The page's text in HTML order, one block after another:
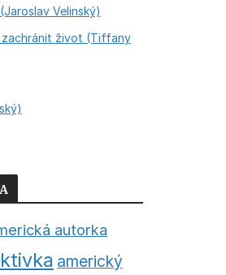
Velinský)
zachránit život (Tiffany
autorka
americký